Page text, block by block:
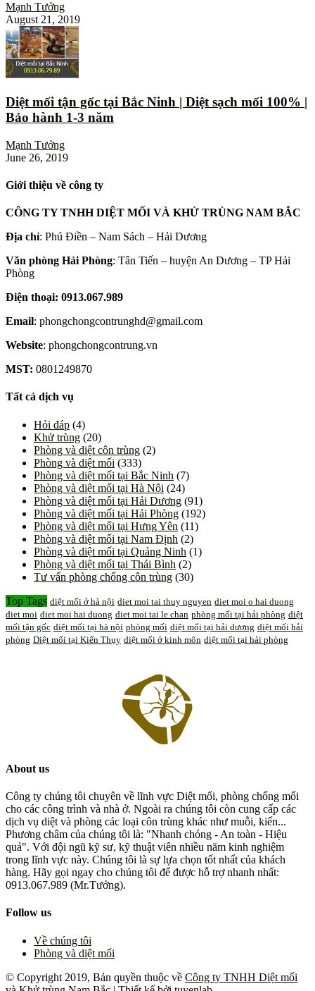
Mạnh Tưởng
August 21, 2019
Diệt mối tận gốc tại Bắc Ninh | Diệt sạch mối 100% |
Bảo hành 1-3 năm
Mạnh Tưởng
June 26, 2019
Giới thiệu về công ty
CÔNG TY TNHH DIỆT MỐI VÀ KHỬ TRÙNG NAM BẮC
Địa chỉ: Phú Điền – Nam Sách – Hải Dương
Văn phòng Hải Phòng: Tân Tiến – huyện An Dương – TP Hải
Phòng
Điện thoại: 0913.067.989
Email: phongchongcontrunghd@gmail.com
Website: phongchongcontrung.vn
MST: 0801249870
Tất cả dịch vụ
Hỏi đáp (4)
Khử trùng (20)
Phòng và diệt côn trùng (2)
Phòng và diệt mối (333)
Phòng và diệt mối tại Bắc Ninh (7)
Phòng và diệt mối tại Hà Nội (24)
Phòng và diệt mối tại Hải Dương (91)
Phòng và diệt mối tại Hải Phòng (192)
Phòng và diệt mối tại Hưng Yên (11)
Phòng và diệt mối tại Nam Định (2)
Phòng và diệt mối tại Quảng Ninh (1)
Phòng và diệt mối tại Thái Bình (2)
Tư vấn phòng chống côn trùng (30)
Top Tags diệt mối ở hà nội diet moi tai thuy nguyen diet moi o hai duong
diet moi diet moi hai duong diet moi tai le chan phòng mối tại hải phòng diệt
mối tận gốc diệt mối tại hà nội phòng mối diệt mối tại hải dương diệt mối hải
phòng Diệt mối tại Kiến Thụy diệt mối ở kinh môn diệt mối tại hải phòng
About us
Công ty chúng tôi chuyên về lĩnh vực Diệt mối, phòng chống mối
cho các công trình và nhà ở. Ngoài ra chúng tôi còn cung cấp các
dịch vụ diệt và phòng các loại côn trùng khác như muỗi, kiến...
Phương châm của chúng tôi là: "Nhanh chóng - An toàn - Hiệu
quả". Với đội ngũ kỹ sư, kỹ thuật viên nhiều năm kinh nghiệm
trong lĩnh vực này. Chúng tôi là sự lựa chọn tốt nhất của khách
hàng. Hãy gọi ngay cho chúng tôi để được hỗ trợ nhanh nhất:
0913.067.989 (Mr.Tưởng).
Follow us
Về chúng tôi
Phòng và diệt mối
© Copyright 2019, Bản quyền thuộc về Công ty TNHH Diệt mối